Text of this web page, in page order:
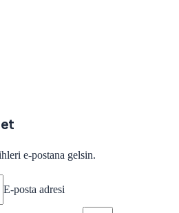
et
e-postana gelsin.
E-posta adresi